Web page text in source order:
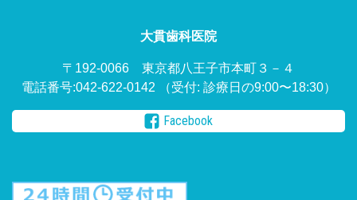
大貫歯科医院
〒192-0066 東京都八王子市本町３－４
電話番号:042-622-0142
（受付: 診療日の9:00〜18:30）
Facebook